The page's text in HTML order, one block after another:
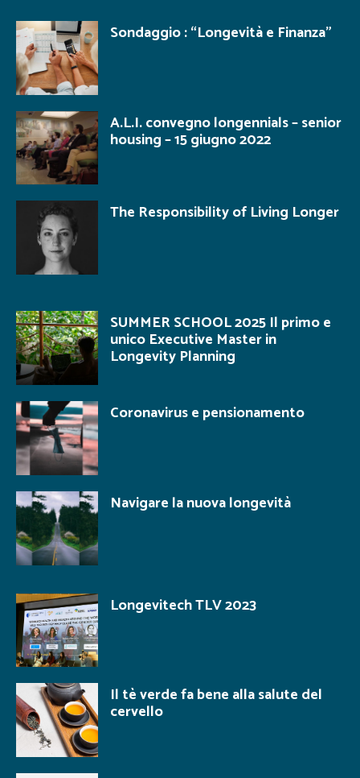
Sondaggio : “Longevità e Finanza”
A.L.I. convegno longennials – senior
housing – 15 giugno 2022
The Responsibility of Living Longer
SUMMER SCHOOL 2025 Il primo e
unico Executive Master in
Longevity Planning
Coronavirus e pensionamento
Navigare la nuova longevità
Longevitech TLV 2023
Il tè verde fa bene alla salute del
cervello